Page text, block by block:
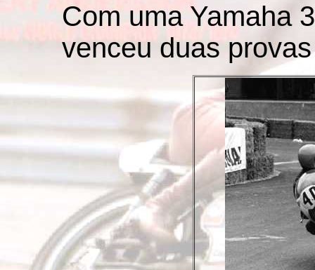
Com uma Yamaha
venceu duas